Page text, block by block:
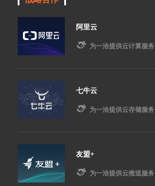
阿里云
 为一洽提供云计算服务
七牛云
 为一洽提供云存储服务
友盟+
 为一洽提供云推送服务